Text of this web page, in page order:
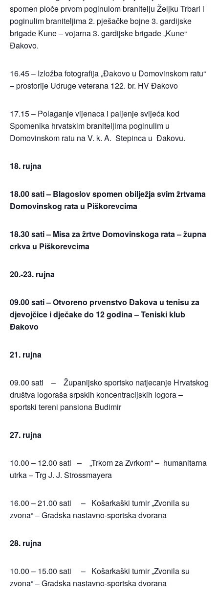
spomen ploče prvom poginulom branitelju Željku Trbari i
poginulim braniteljima 2. pješačke bojne 3. gardijske
brigade Kune – vojarna 3. gardijske brigade „Kune“
Đakovo.
16.45 – Izložba fotografija „Đakovo u Domovinskom ratu“
– prostorije Udruge veterana 122. br. HV Đakovo
17.15 – Polaganje vijenaca i paljenje svijeća kod
Spomenika hrvatskim braniteljima poginulim u
Domovinskom ratu na V. k. A. Stepinca u Đakovu.
18. rujna
18.00 sati – Blagoslov spomen obilježja svim žrtvama
Domovinskog rata u Piškorevcima
18.30 sati – Misa za žrtve Domovinskoga rata – župna
crkva u Piškorevcima
20.-23. rujna
09.00 sati – Otvoreno prvenstvo Đakova u tenisu za
djevojčice i dječake do 12 godina – Teniski klub
Đakovo
21. rujna
09.00 sati – Županijsko sportsko natjecanje Hrvatskog
društva logoraša srpskih koncentracijskih logora –
sportski tereni pansiona Budimir
27. rujna
10.00 – 12.00 sati – „Trkom za Zvrkom“ – humanitarna
utrka – Trg J. J. Strossmayera
16.00 – 21.00 sati – Košarkaški turnir „Zvonila su
zvona“ – Gradska nastavno-sportska dvorana
28. rujna
10.00 – 15.00 sati – Košarkaški turnir „Zvonila su
zvona“ – Gradska nastavno-sportska dvorana